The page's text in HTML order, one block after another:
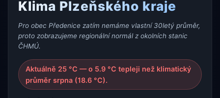
Klima Plzeňského kraje
Pro obec Předenice zatím nemáme vlastní 30letý průměr,
proto zobrazujeme regionální normál z okolních stanic
ČHMÚ.
Aktuálně 25 °C — o 5.9 °C tepleji než klimatický
průměr srpna (18.6 °C).